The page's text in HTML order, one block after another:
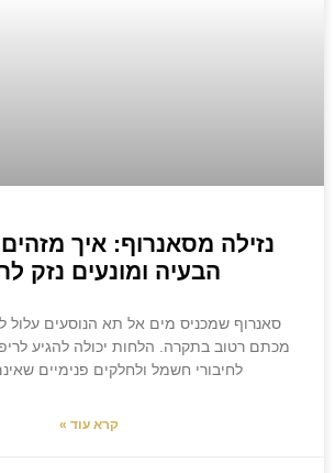
נזילה מסאנרוף: איך
הבעיה ומונעים נזק
סאנרוף שמכניס מים אל תא הנוסעים עלול
מכתם רטוב בתקרה. הלחות יכולה להגיע
לחיבורי חשמל ולחלקים פנימיים
קרא עוד »